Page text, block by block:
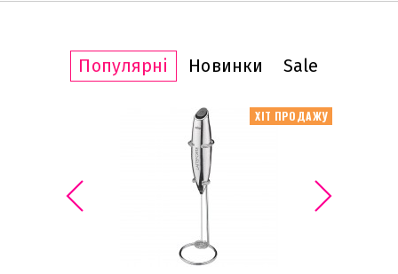
Популярні Новинки Sale
ХІТ ПРОДАЖУ